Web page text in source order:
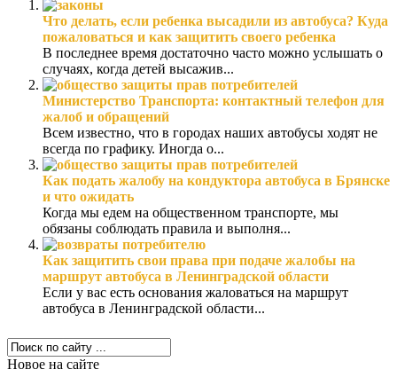
Что делать, если ребенка высадили из автобуса? Куда
пожаловаться и как защитить своего ребенка
В последнее время достаточно часто можно услышать о
случаях, когда детей высажив...
Министерство Транспорта: контактный телефон для
жалоб и обращений
Всем известно, что в городах наших автобусы ходят не
всегда по графику. Иногда о...
Как подать жалобу на кондуктора автобуса в Брянске
и что ожидать
Когда мы едем на общественном транспорте, мы
обязаны соблюдать правила и выполня...
Как защитить свои права при подаче жалобы на
маршрут автобуса в Ленинградской области
Если у вас есть основания жаловаться на маршрут
автобуса в Ленинградской области...
Новое на сайте